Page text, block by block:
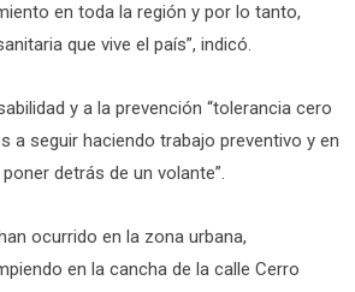
en toda la región y por lo tanto,
que vive el país”, indicó.
y a la prevención “tolerancia cero
seguir haciendo trabajo preventivo y en
detrás de un volante”.
ocurrido en la zona urbana,
en la cancha de la calle Cerro